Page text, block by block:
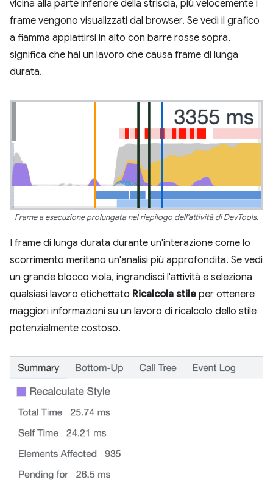
vicina alla parte inferiore della striscia, più velocemente i
frame vengono visualizzati dal browser. Se vedi il grafico
a fiamma appiattirsi in alto con barre rosse sopra,
significa che hai un lavoro che causa frame di lunga
durata.
Frame a esecuzione prolungata nel riepilogo dell'attività di DevTools.
I frame di lunga durata durante un'interazione come lo
scorrimento meritano un'analisi più approfondita. Se vedi
un grande blocco viola, ingrandisci l'attività e seleziona
qualsiasi lavoro etichettato Ricalcola stile per ottenere
maggiori informazioni su un lavoro di ricalcolo dello stile
potenzialmente costoso.